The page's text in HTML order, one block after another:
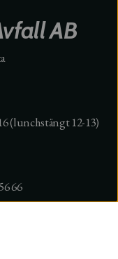
AB
(lunchstängt 12-13)
66